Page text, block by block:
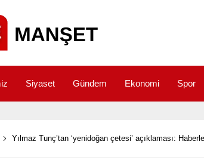
Siyaset Gündem Ekonomi Spor
Yılmaz Tunç’tan ‘yenidoğan çetesi’ açıklaması: